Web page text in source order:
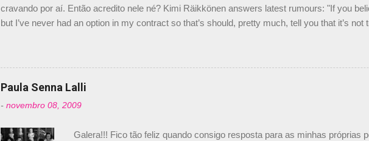
cravando por aí. Então acredito nele né? Kimi Räikkönen answers latest rumours: "If you
but I’ve never had an option in my contract so that’s should, pretty much, tell you that it’s not
falando sobre o fato do Iceman estar há tantos anos na F1. What is it like to have Kimi as a
@RGrosjean ! #EifelGP 🇩🇪 #F1 pic.twitter.com/GSAu1LWnwW — Formula 1 (@F1)
Paula Senna Lalli
- novembro 08, 2009
Galera!!! Fico tão feliz quando consigo resposta para as minhas próprias